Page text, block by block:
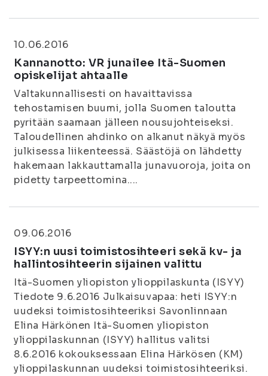
10.06.2016
Kannanotto: VR junailee Itä-Suomen
opiskelijat ahtaalle
Valtakunnallisesti on havaittavissa
tehostamisen buumi, jolla Suomen taloutta
pyritään saamaan jälleen nousujohteiseksi.
Taloudellinen ahdinko on alkanut näkyä myös
julkisessa liikenteessä. Säästöjä on lähdetty
hakemaan lakkauttamalla junavuoroja, joita on
pidetty tarpeettomina....
09.06.2016
ISYY:n uusi toimistosihteeri sekä kv- ja
hallintosihteerin sijainen valittu
Itä-Suomen yliopiston ylioppilaskunta (ISYY)
Tiedote 9.6.2016 Julkaisuvapaa: heti ISYY:n
uudeksi toimistosihteeriksi Savonlinnaan
Elina Härkönen Itä-Suomen yliopiston
ylioppilaskunnan (ISYY) hallitus valitsi
8.6.2016 kokouksessaan Elina Härkösen (KM)
ylioppilaskunnan uudeksi toimistosihteeriksi.